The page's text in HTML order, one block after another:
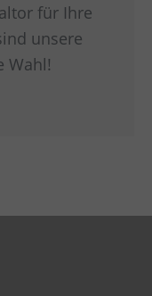
für Ihre
unsere
Wahl!